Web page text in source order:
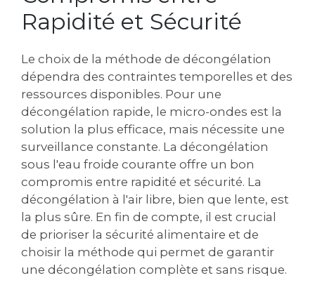
Rapidité et Sécurité
Le choix de la méthode de décongélation
dépendra des contraintes temporelles et des
ressources disponibles. Pour une
décongélation rapide, le micro-ondes est la
solution la plus efficace, mais nécessite une
surveillance constante. La décongélation
sous l'eau froide courante offre un bon
compromis entre rapidité et sécurité. La
décongélation à l'air libre, bien que lente, est
la plus sûre. En fin de compte, il est crucial
de prioriser la sécurité alimentaire et de
choisir la méthode qui permet de garantir
une décongélation complète et sans risque.